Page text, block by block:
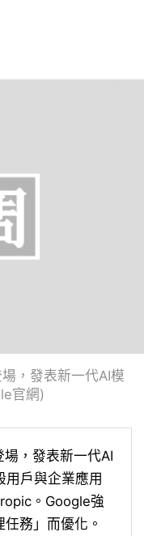
，發表新一代AI模
官網)
，發表新一代AI
戶與企業應用
。Google強
務」而優化。